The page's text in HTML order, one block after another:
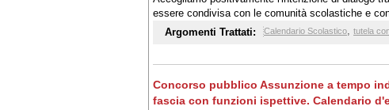
essere condivisa con le comunità scolastiche e
con spirito costruttivo, mantenendo però una
e la stabilità dei percorsi formativi
Argomenti Trattati: Calendario Scolastico, tutela
Concorso pubblico Assunzione a tempo
fascia con funzioni ispettive. Calendario